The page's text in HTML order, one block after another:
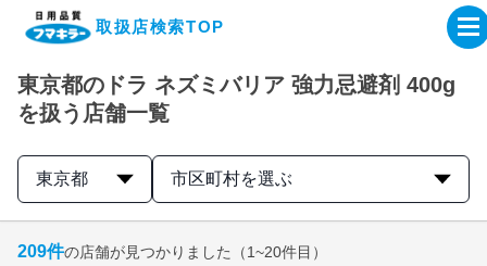
取扱店検索TOP
企業・IR情報サイト
製品情報サイト
東京都のドラ ネズミバリア 強力忌避剤 400g
を扱う店舗一覧
東京都 市区町村を選ぶ
209件の店舗が見つかりました （1~20件目）